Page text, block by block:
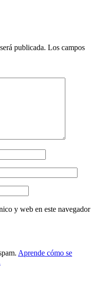
publicada. Los campos
y web en este navegador
Aprende cómo se